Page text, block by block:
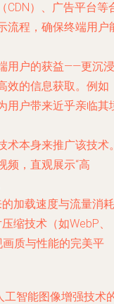
CDN）、广告平台等
流程，确保终端用户
用户的获益——更沉浸
效的信息获取。例如
用户带来近乎亲临其
术本身来推广该技术
频，直观展示“高
加载速度与流量消耗
缩技术（如WebP、
质与性能的完美平
工智能图像增强技术